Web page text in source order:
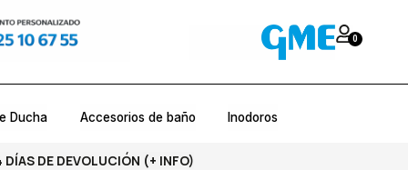
0
Ducha Accesorios de baño Inodoros
DE DEVOLUCIÓN (+ INFO)